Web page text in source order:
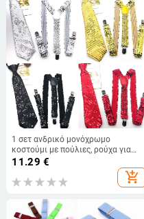
1 σετ ανδρικό μονόχρωμο
κοστούμι με πούλιες, ρούχα για
γραβάτα με τιράντες για πάρτι και
11.29 €
add_shopping_cart